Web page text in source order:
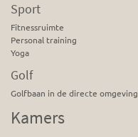
Sport
Fitnessruimte
Personal training
Yoga
Golf
Golfbaan in de directe omgeving
Kamers